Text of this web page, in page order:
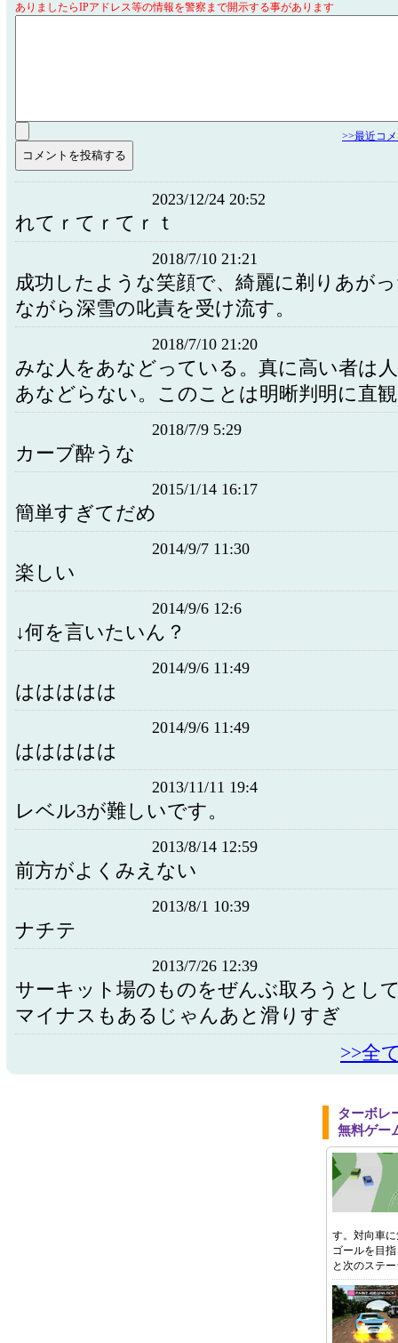
ありましたらIPアドレス等の情報を警察まで開示する事があります
>>最近コ
2023/12/24 20:52
れてｒてｒてｒｔ
2018/7/10 21:21
成功したような笑顔で、綺麗に剃りあが
ながら深雪の叱責を受け流す。
2018/7/10 21:20
みな人をあなどっている。真に高い者は
あなどらない。このことは明晰判明に直
2018/7/9 5:29
カーブ酔うな
2015/1/14 16:17
簡単すぎてだめ
2014/9/7 11:30
楽しい
2014/9/6 12:6
↓何を言いたいん？
2014/9/6 11:49
ははははは
2014/9/6 11:49
ははははは
2013/11/11 19:4
レベル3が難しいです。
2013/8/14 12:59
前方がよくみえない
2013/8/1 10:39
ナチテ
2013/7/26 12:39
サーキット場のものをぜんぶ取ろうとし
マイナスもあるじゃんあと滑りすぎ
>>全
ターボレ
無料ゲー
す。対向車
ゴールを目
と次のステ